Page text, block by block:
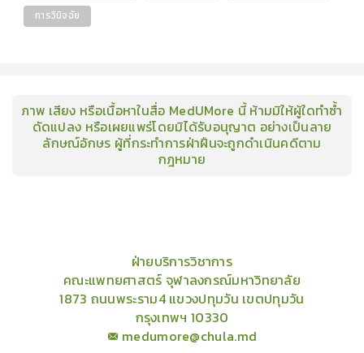
การวินิจฉัย
ภาพ เสียง หรือเนื้อหาในสื่อ MedUMore นี้ ห้ามมิให้ผู้ใดทำซ้ำ
ดัดแปลง หรือเผยแพร่โดยมิได้รับอนุญาต อย่างเป็นลาย
ลักษณ์อักษร ผู้ที่กระทำการฝ่าฝืนจะถูกดำเนินคดีตาม
กฎหมาย
ฝ่ายบริการวิชาการ
คณะแพทยศาสตร์ จุฬาลงกรณ์มหาวิทยาลัย
1873 ถนนพระราม4 แขวงปทุมวัน เขตปทุมวัน
กรุงเทพฯ 10330
medumore@chula.md